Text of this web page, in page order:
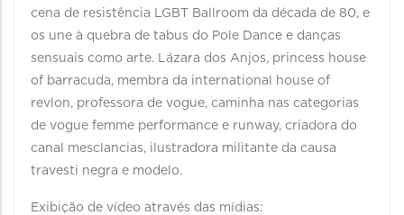
cena de resistência LGBT Ballroom da década de 80, e
os une à quebra de tabus do Pole Dance e danças
sensuais como arte. Lázara dos Anjos, princess house
of barracuda, membra da international house of
revlon, professora de vogue, caminha nas categorias
de vogue femme performance e runway, criadora do
canal mesclancias, ilustradora militante da causa
travesti negra e modelo.
Exibição de vídeo através das mídias: